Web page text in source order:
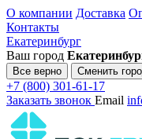
О компании Доставка
Контакты
Екатеринбург
Ваш город
Все верно Сменить
+7 (800) 301-61-17
Заказать звонок Email